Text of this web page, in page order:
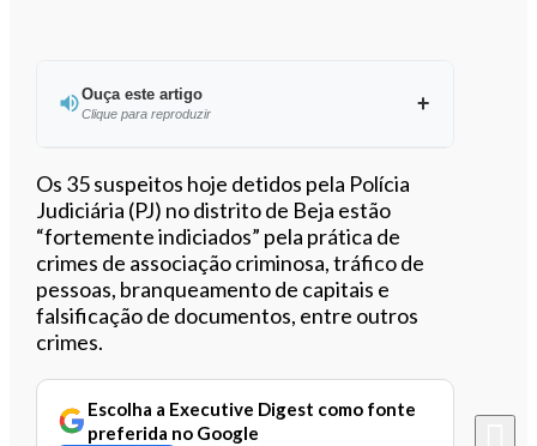
Ouça este artigo
Clique para reproduzir
Ouvir este artigo
Os 35 suspeitos hoje detidos pela Polícia
Judiciária (PJ) no distrito de Beja estão
“fortemente indiciados” pela prática de
crimes de associação criminosa, tráfico de
pessoas, branqueamento de capitais e
falsificação de documentos, entre outros
crimes.
Escolha a Executive Digest como fonte
preferida no Google